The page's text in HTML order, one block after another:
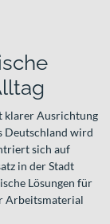
klarer Ausrichtung
Deutschland wird
sich auf
in der Stadt
Lösungen für
Arbeitsmaterial